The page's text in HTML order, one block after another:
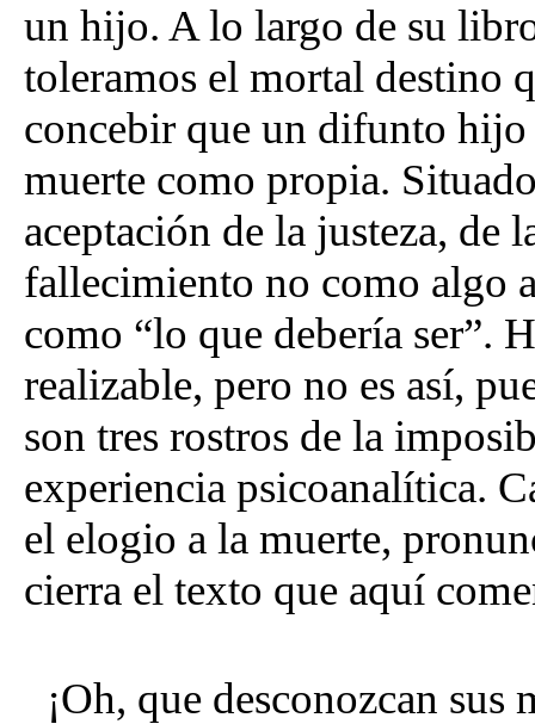
un hijo. A lo largo de su
toleramos el mortal destino
concebir que un difunto hijo
muerte como propia.
aceptación de la justeza,
fallecimiento no como algo
como “lo que debería ser”.
realizable, pero no es así,
son tres rostros de la
experiencia psicoanalítica.
el elogio a la muerte,
cierra el texto que aquí
¡Oh, que desconozcan sus